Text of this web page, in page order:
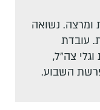
ומרצה. נשואה
עובדת
צה"ל,
השבוע.